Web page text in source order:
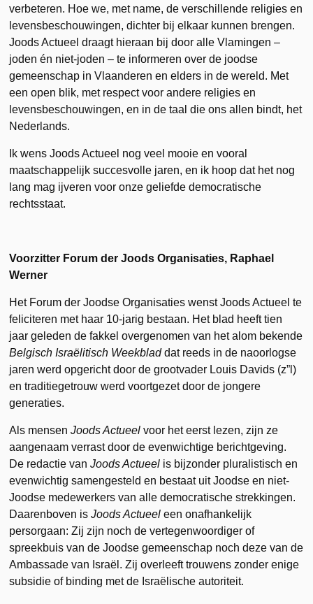
verbeteren. Hoe we, met name, de verschillende religies en
levensbeschouwingen, dichter bij elkaar kunnen brengen.
Joods Actueel draagt hieraan bij door alle Vlamingen –
joden én niet-joden – te informeren over de joodse
gemeenschap in Vlaanderen en elders in de wereld. Met
een open blik, met respect voor andere religies en
levensbeschouwingen, en in de taal die ons allen bindt, het
Nederlands.
Ik wens Joods Actueel nog veel mooie en vooral
maatschappelijk succesvolle jaren, en ik hoop dat het nog
lang mag ijveren voor onze geliefde democratische
rechtsstaat.
Voorzitter Forum der Joods Organisaties, Raphael
Werner
Het Forum der Joodse Organisaties wenst Joods Actueel te
feliciteren met haar 10-jarig bestaan. Het blad heeft tien
jaar geleden de fakkel overgenomen van het alom bekende
Belgisch Israëlitisch Weekbladdat reeds in de naoorlogse
jaren werd opgericht door de grootvader Louis Davids (z”l)
en traditiegetrouw werd voortgezet door de jongere
generaties.
Als mensenJoods Actueel voor het eerst lezen, zijn ze
aangenaam verrast door de evenwichtige berichtgeving.
De redactie vanJoods Actueel is bijzonder pluralistisch en
evenwichtig samengesteld en bestaat uit Joodse en niet-
Joodse medewerkers van alle democratische strekkingen.
Daarenboven isJoods Actueel een onafhankelijk
persorgaan: Zij zijn noch de vertegenwoordiger of
spreekbuis van de Joodse gemeenschap noch deze van de
Ambassade van Israël. Zij overleeft trouwens zonder enige
subsidie of binding met de Israëlische autoriteit.